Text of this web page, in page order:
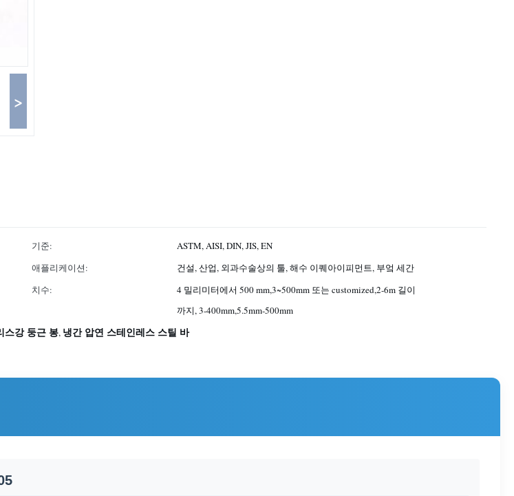
>
기준:
ASTM, AISI, DIN, JIS, EN
애플리케이션:
건설, 산업, 외과수술상의 툴, 해수 이퀘아이피먼트, 부엌 세간
치수:
4 밀리미터에서 500 mm,3~500mm 또는 customized,2-6m 길이
까지, 3-400mm,5.5mm-500mm
스강 둥근 봉, 냉간 압연 스테인레스 스틸 바